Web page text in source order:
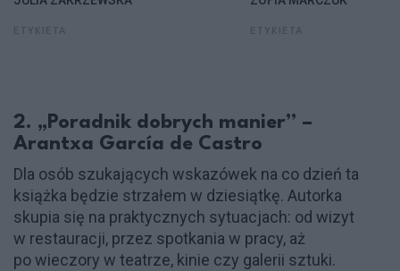
2. „Poradnik dobrych manier” –
Arantxa García de Castro
Dla osób szukających wskazówek na co dzień ta
książka będzie strzałem w dziesiątkę. Autorka
skupia się na praktycznych sytuacjach: od wizyt
w restauracji, przez spotkania w pracy, aż
po wieczory w teatrze, kinie czy galerii sztuki.